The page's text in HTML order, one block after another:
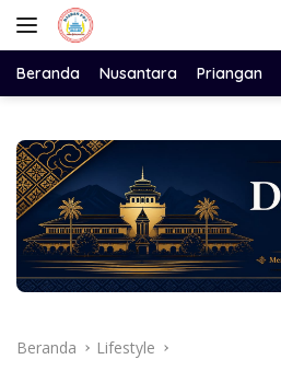
Langsung
Beranda Nusantara Priangan
Beranda Lifestyle